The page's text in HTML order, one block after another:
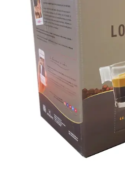
300 capsule
Passionespresso
Nespresso® miscela